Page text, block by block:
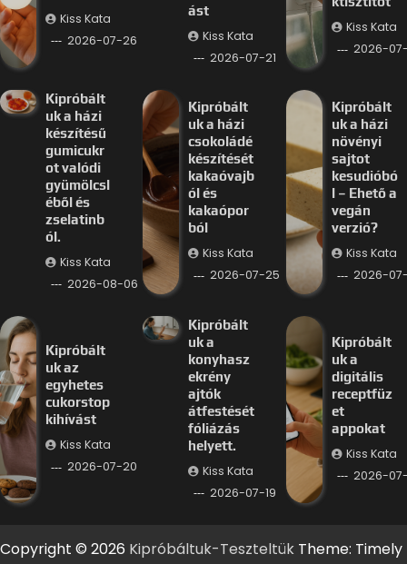
Kiss Kata
2026-07-26
ást
Kiss Kata
2026-07-21
Kiss Kata
2026-
Kipróbált
uk a házi
készítésű
gumicukr
ot valódi
gyümölcsl
éből és
zselatinb
ól.
Kiss Kata
2026-08-06
Kipróbált
uk a házi
csokoládé
készítését
kakaóvajb
ól és
kakaópor
ból
Kiss Kata
2026-07-25
Kipróbált
uk a házi
növényi
sajtot
kesudióbó
l – Ehető a
vegán
verzió?
Kiss Kata
2026-
Kipróbált
uk az
egyhetes
cukorstop
kihívást
Kiss Kata
2026-07-20
Kipróbált
uk a
konyhasz
ekrény
ajtók
átfestését
fóliázás
helyett.
Kiss Kata
2026-07-19
Kipróbált
uk a
digitális
receptfüz
et
appokat
Kiss Kata
2026-
Copyright © 2026 Kipróbáltuk-Teszteltük Theme: Timely